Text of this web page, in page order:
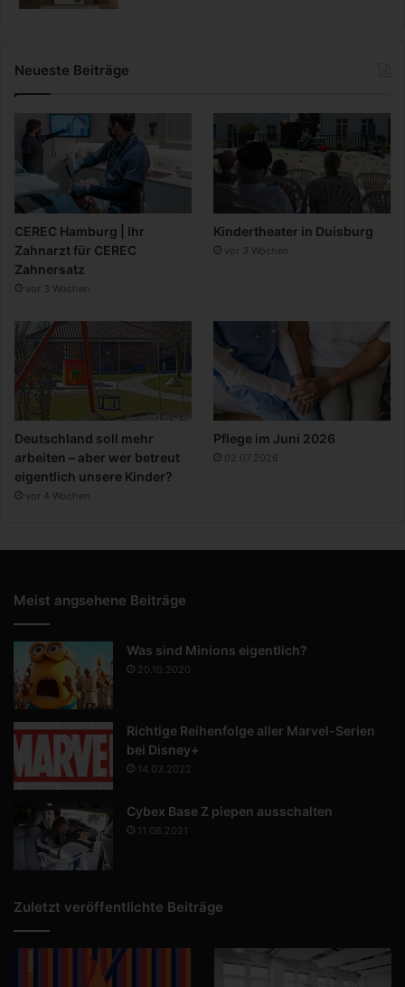
Neueste Beiträge
CEREC Hamburg | Ihr
Zahnarzt für CEREC
Zahnersatz
vor 3 Wochen
Kindertheater in Duisburg
vor 3 Wochen
Deutschland soll mehr
arbeiten – aber wer betreut
eigentlich unsere Kinder?
vor 4 Wochen
Pflege im Juni 2026
02.07.2026
Meist angsehene Beiträge
Was sind Minions eigentlich?
20.10.2020
Richtige Reihenfolge aller Marvel-Serien
bei Disney+
14.03.2022
Cybex Base Z piepen ausschalten
11.08.2021
Zuletzt veröffentlichte Beiträge